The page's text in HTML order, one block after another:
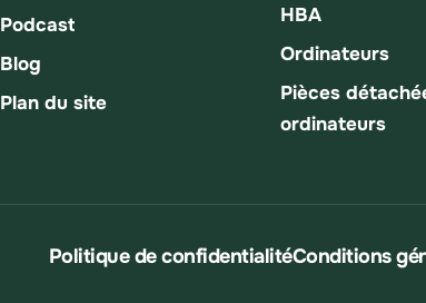
Podcast
Blog
Plan du site
HBA
Ordinateurs
Pièces
ordinateurs
Politique de confidentialitéConditions